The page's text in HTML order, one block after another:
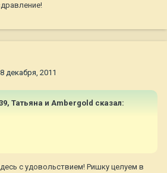
декабря, 2011
Татьяна и Ambergold сказал:
с удовольствием! Ришку целуем в